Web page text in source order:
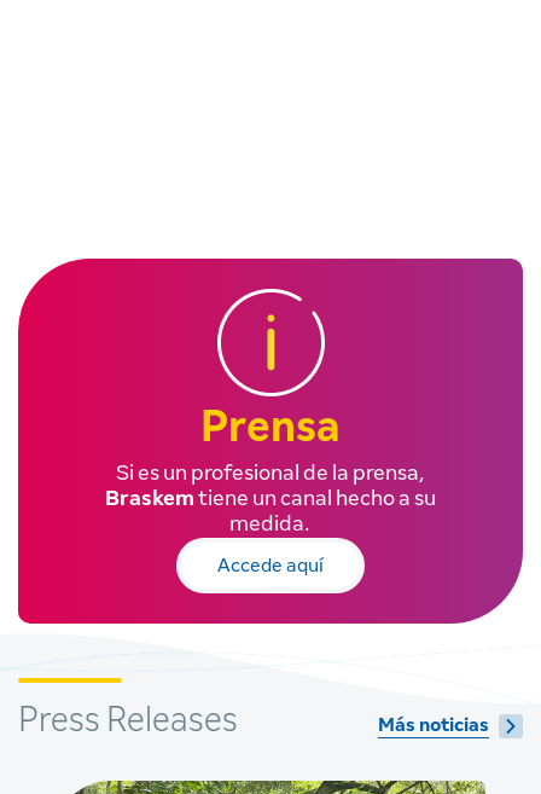
Prensa
Si es un profesional de la prensa,
Braskem tiene un canal hecho a su
medida.
Accede aquí
Press Releases Más noticias